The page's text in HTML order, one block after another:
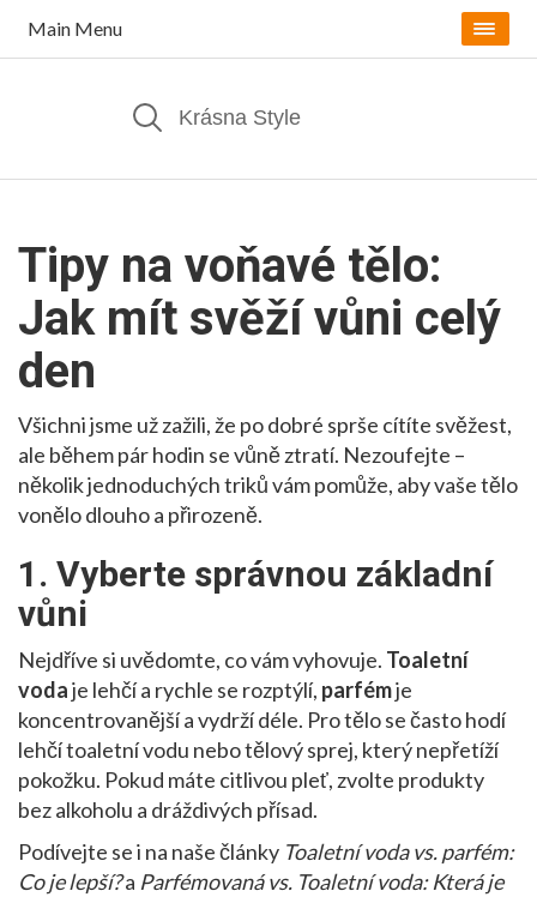
Main Menu
Tipy na voňavé tělo:
Jak mít svěží vůni celý
den
Všichni jsme už zažili, že po dobré sprše cítíte svěžest,
ale během pár hodin se vůně ztratí. Nezoufejte –
několik jednoduchých triků vám pomůže, aby vaše tělo
vonělo dlouho a přirozeně.
1. Vyberte správnou základní
vůni
Nejdříve si uvědomte, co vám vyhovuje. Toaletní
vodaje lehčí a rychle se rozptýlí, parfémje
koncentrovanější a vydrží déle. Pro tělo se často hodí
lehčí toaletní vodu nebo tělový sprej, který nepřetíží
pokožku. Pokud máte citlivou pleť, zvolte produkty
bez alkoholu a dráždivých přísad.
Podívejte se i na naše články Toaletní voda vs. parfém:
Co je lepší?a Parfémovaná vs. Toaletní voda: Která je